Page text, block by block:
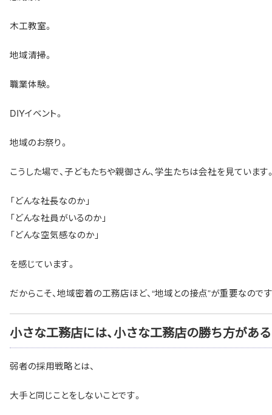
木工教室。
地域清掃。
職業体験。
DIYイベント。
地域のお祭り。
こうした場で、子どもたちや親御さん、学生たちは会社を見ています
「どんな社長なのか」
「どんな社員がいるのか」
「どんな空気感なのか」
を感じています。
だからこそ、地域密着の工務店ほど、“地域との接点”が重要なので
小さな工務店には、小さな工務店の勝ち方がある
弱者の採用戦略とは、
大手と同じことをしないことです。